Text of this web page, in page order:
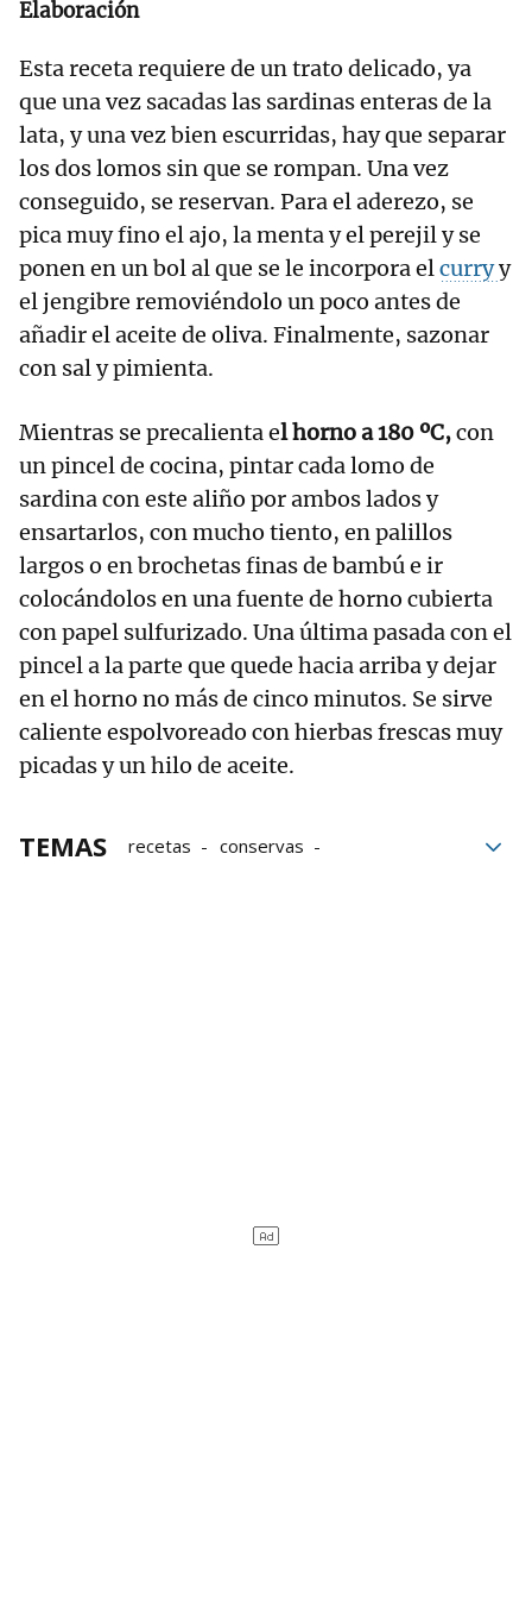
Elaboración
Esta receta requiere de un trato delicado, ya
que una vez sacadas las sardinas enteras de la
lata, y una vez bien escurridas, hay que separar
los dos lomos sin que se rompan. Una vez
conseguido, se reservan. Para el aderezo, se
pica muy fino el ajo, la menta y el perejil y se
ponen en un bol al que se le incorpora elcurryy
el jengibre removiéndolo un poco antes de
añadir el aceite de oliva. Finalmente, sazonar
con sal y pimienta.
Mientras se precalienta el horno a 180 ºC,con
un pincel de cocina, pintar cada lomo de
sardina con este aliño por ambos lados y
ensartarlos, con mucho tiento, en palillos
largos o en brochetas finas de bambú e ir
colocándolos en una fuente de horno cubierta
con papel sulfurizado. Una última pasada con el
pincel a la parte que quede hacia arriba y dejar
en el horno no más de cinco minutos. Se sirve
caliente espolvoreado con hierbas frescas muy
picadas y un hilo de aceite.
TEMAS recetas
conservas